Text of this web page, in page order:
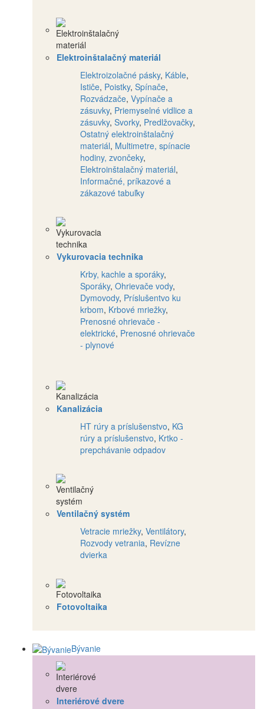
Elektroinštalačný materiál
Elektroizolačné pásky, Káble,
Ističe, Poistky, Spínače,
Rozvádzače, Vypínače a
zásuvky, Priemyselné vidlice a
zásuvky, Svorky, Predlžovačky,
Ostatný elektroinštalačný
materiál, Multimetre, spínacie
hodiny, zvončeky,
Elektroinštalačný materiál,
Informačné, príkazové a
zákazové tabuľky
Vykurovacia technika
Krby, kachle a sporáky,
Sporáky, Ohrievače vody,
Dymovody, Príslušentvo ku
krbom, Krbové mriežky,
Prenosné ohrievače -
elektrické, Prenosné ohrievače
- plynové
Kanalizácia
HT rúry a príslušenstvo, KG
rúry a príslušenstvo, Krtko -
prepchávanie odpadov
Ventilačný systém
Vetracie mriežky, Ventilátory,
Rozvody vetrania, Revízne
dvierka
Fotovoltaika
Bývanie
Interiérové dvere